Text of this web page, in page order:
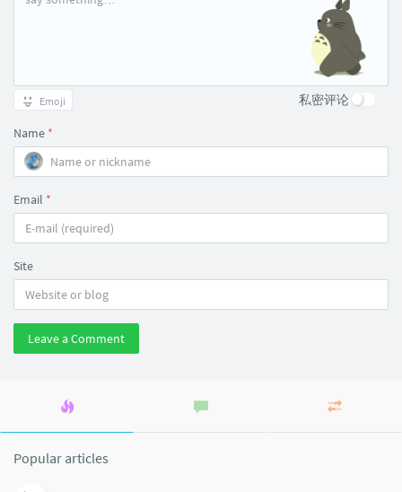
Emoji 私密评论
Name *
Email *
Site
Leave a Comment
Popular articles